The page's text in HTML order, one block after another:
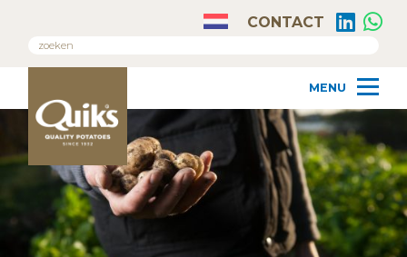
CONTACT